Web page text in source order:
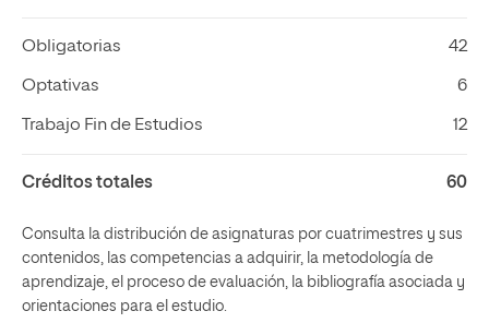
Obligatorias 42
Optativas 6
Trabajo Fin de Estudios 12
Créditos totales 60
Consulta la distribución de asignaturas por cuatrimestres y sus
contenidos, las competencias a adquirir, la metodología de
aprendizaje, el proceso de evaluación, la bibliografía asociada y
orientaciones para el estudio.